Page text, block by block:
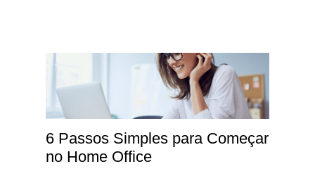
6 Passos Simples para Começar
no Home Office